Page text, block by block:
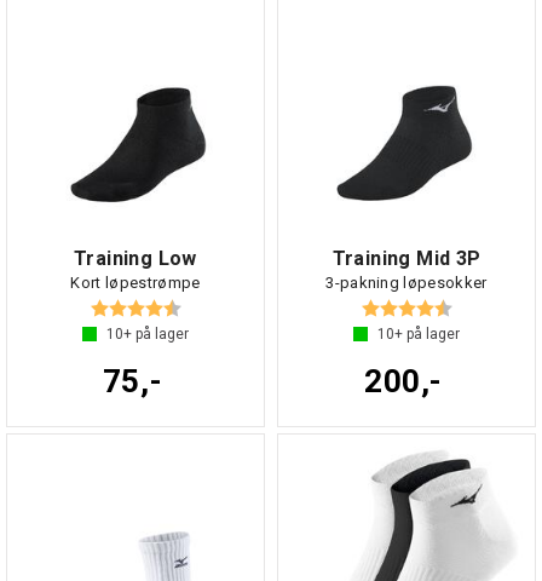
Training Low
Kort løpestrømpe
Karakter: 4.3 av 5 mulige
10+ på lager
75,-
Training Mid 3P
3-pakning løpesokker
Karakter: 4.6 av 5
10+ på lager
200,-